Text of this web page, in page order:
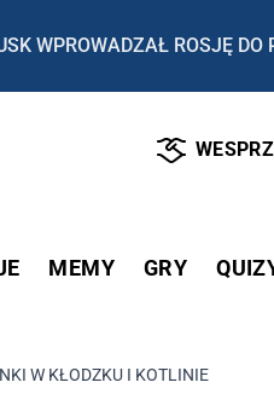
WPROWADZAŁ ROSJĘ DO
MEMY GRY
W KŁODZKU I KOTLINIE